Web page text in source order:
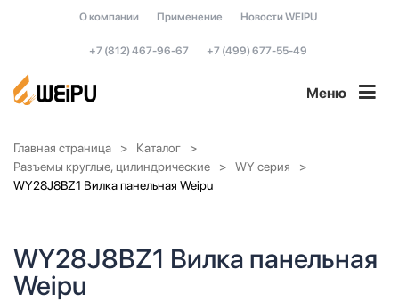
О компании Применение Новости WEIPU
+7 (812) 467-96-67 +7 (499) 677-55-49
Меню
Главная страница
Каталог
Разъемы круглые, цилиндрические
WY серия
WY28J8BZ1 Вилка панельная Weipu
WY28J8BZ1 Вилка панельная
Weipu